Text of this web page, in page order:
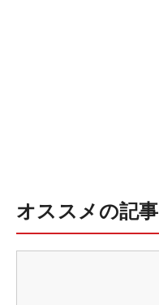
オススメの記事